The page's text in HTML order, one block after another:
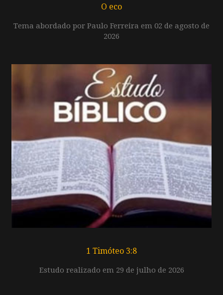
O eco
Tema abordado por Paulo Ferreira em 02 de agosto de
2026
1 Timóteo 3:8
Estudo realizado em 29 de julho de 2026